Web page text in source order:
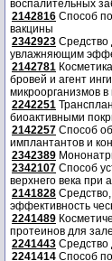
воспалительных
2142816 Способ
вакцины
2342923 Средство
увлажняющим
2142781
бровей и агент
микроорганизмов в
2242251
биоактивными
2142257 Способ
имплантантов и
2342389
2342107 Способ
верхнего века при
2141828
эффективность
2241489
протеинов для
2241443 Средство
2241414 Способ